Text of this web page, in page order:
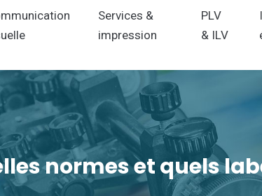
Services &
impression
PLV
& ILV
normes et quels